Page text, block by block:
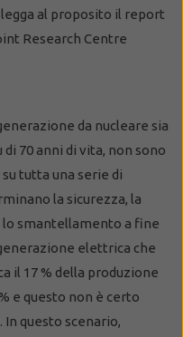
al proposito il report
Research Centre
da nucleare sia
70 anni di vita, non sono
tutta una serie di
la sicurezza, la
lo smantellamento a fine
elettrica che
il 17 % della produzione
e questo non è certo
questo scenario,